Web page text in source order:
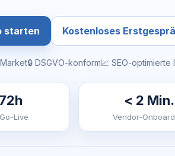
starten Kostenloses
🔒 DSGVO-konform📈 SEO-optimierte
Live
< 2 Min.
Vendor-